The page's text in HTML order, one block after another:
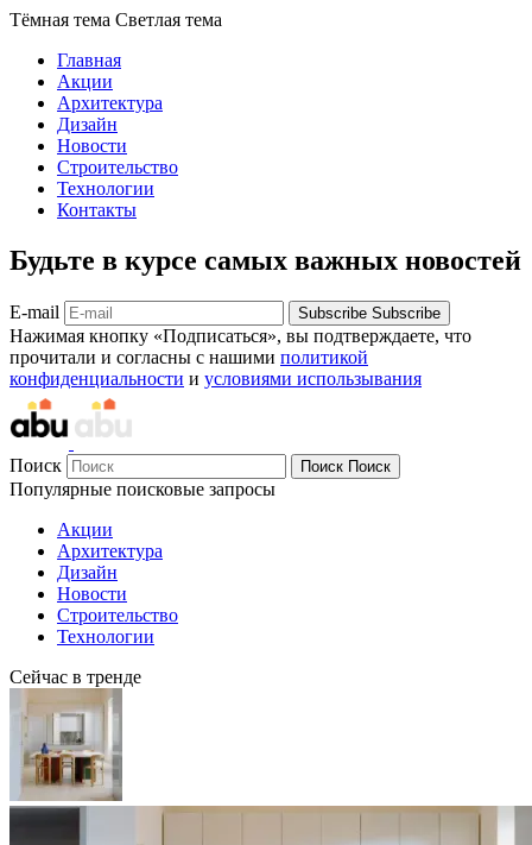
Тёмная тема Светлая тема
Главная
Акции
Архитектура
Дизайн
Новости
Строительство
Технологии
Контакты
Будьте в курсе самых важных новостей
E-mail Subscribe Subscribe
Нажимая кнопку «Подписаться», вы подтверждаете, что
прочитали и согласны с нашими политикой
конфиденциальности и условиями использывания
Поиск Поиск Поиск
Популярные поисковые запросы
Акции
Архитектура
Дизайн
Новости
Строительство
Технологии
Сейчас в тренде